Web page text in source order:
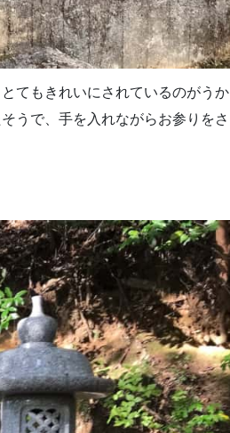
てもきれいにされているのがうか
うで、手を入れながらお参りをさ